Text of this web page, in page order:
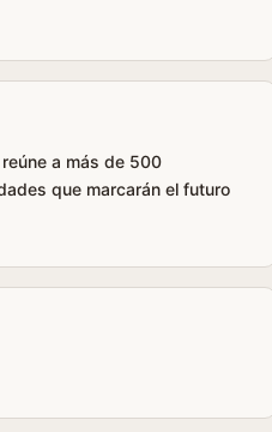
a más de 500
que marcarán el futuro